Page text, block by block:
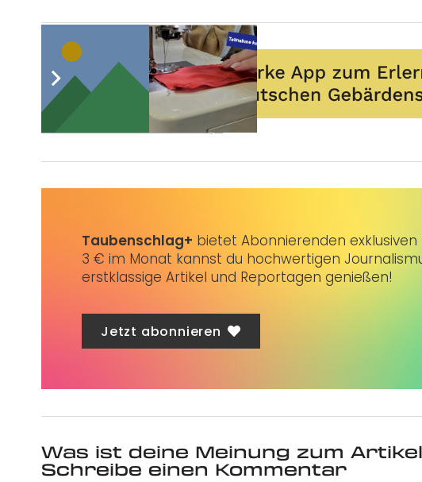
Sie wünschen sich auch eine Werbeanzeige?
Taubenschlag+ bietet Abonnierenden
3 € im Monat kannst du hochwertigen
erstklassige Artikel und Reportagen genießen!
Jetzt abonnieren
Was ist deine Meinung zum
Schreibe einen Kommentar